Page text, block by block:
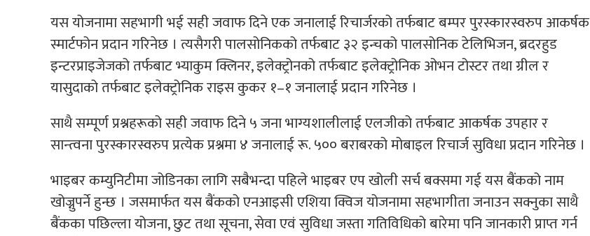
यस योजनामा सहभागी भई सही जवाफ दिने एक जनालाई रिचार्जरको तर्फबाट बम्पर पुरस्कारस्वरुप आकर्षक
स्मार्टफोन प्रदान गरिनेछ । त्यसैगरी पालसोनिकको तर्फबाट ३२ इन्चको पालसोनिक टेलिभिजन, ब्रदरहुड
इन्टरप्राइजेजको तर्फबाट भ्याकुम क्लिनर, इलेक्ट्रोनको तर्फबाट इलेक्ट्रोनिक ओभन टोस्टर तथा ग्रील र
यासुदाको तर्फबाट इलेक्ट्रोनिक राइस कुकर १–१ जनालाई प्रदान गरिनेछ ।
साथै सम्पूर्ण प्रश्नहरूको सही जवाफ दिने ५ जना भाग्यशालीलाई एलजीको तर्फबाट आकर्षक उपहार र
सान्त्वना पुरस्कारस्वरुप प्रत्येक प्रश्नमा ४ जनालाई रू. ५०० बराबरको मोबाइल रिचार्ज सुविधा प्रदान गरिनेछ ।
भाइबर कम्युनिटीमा जोडिनका लागि सबैभन्दा पहिले भाइबर एप खोली सर्च बक्समा गई यस बैंकको नाम
खोज्नुपर्ने हुन्छ । जसमार्फत यस बैंकको एनआइसी एशिया क्विज योजनामा सहभागीता जनाउन सक्नुका साथै
बैंकका पछिल्ला योजना, छुट तथा सूचना, सेवा एवं सुविधा जस्ता गतिविधिको बारेमा पनि जानकारी प्राप्त गर्न